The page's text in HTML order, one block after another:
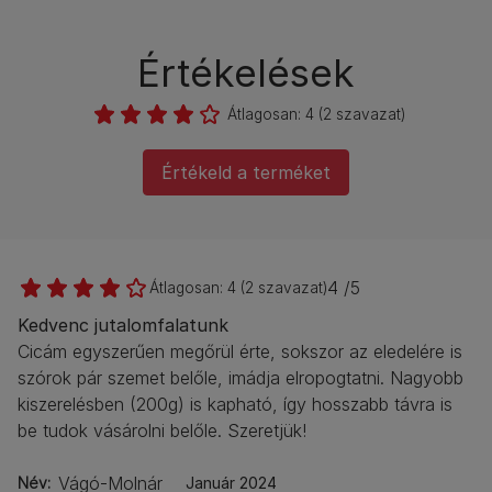
Értékelések
Átlagosan: 4 (2 szavazat)
Értékeld a terméket
Átlagosan: 4 (2 szavazat)4 /5
Kedvenc jutalomfalatunk
Cicám egyszerűen megőrül érte, sokszor az eledelére is
szórok pár szemet belőle, imádja elropogtatni. Nagyobb
kiszerelésben (200g) is kapható, így hosszabb távra is
be tudok vásárolni belőle. Szeretjük!
Név Vágó-Molnár Január 2024